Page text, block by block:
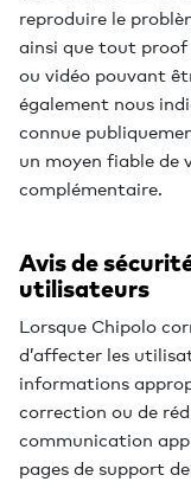
reproduire le
ainsi que tout proof
ou vidéo pouvant
également nous
connue
un moyen fiable
complémentaire.
Avis de
utilisateurs
Lorsque Chipolo
d’affecter les
informations
correction ou de
communication
pages de support